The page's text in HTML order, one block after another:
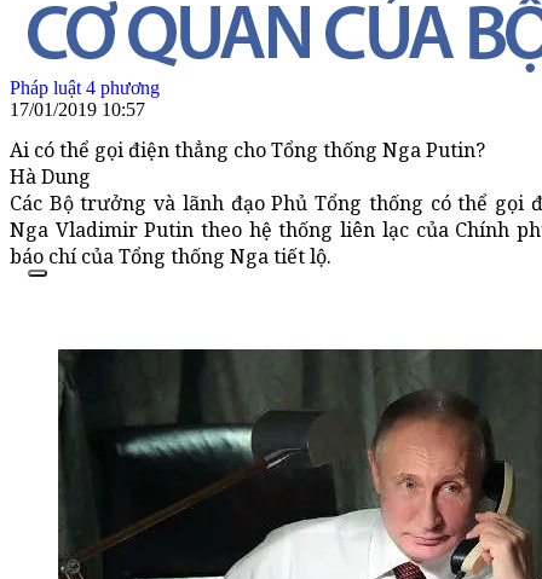
Pháp luật 4 phương
17/01/2019 10:57
Ai có thể gọi điện thẳng cho Tổng thống Nga Putin?
Hà Dung
Các Bộ trưởng và lãnh đạo Phủ Tổng thống có thể gọi
Nga Vladimir Putin theo hệ thống liên lạc của Chính
báo chí của Tổng thống Nga tiết lộ.